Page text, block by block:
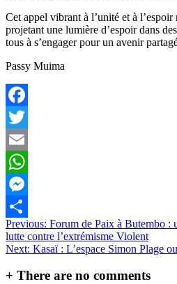
Cet appel vibrant à l’unité et à
projetant une lumière d’espoir dans
tous à s’engager pour un avenir
Passy Muima
Facebook
Twitter
Email
WhatsApp
Messenger
Partager
Navigation
de
Previous: Forum de Paix à Butembo :
lutte contre l’extrémisme Violent
Next: Kasaï : L’espace Simon Plage
+ There are no comments